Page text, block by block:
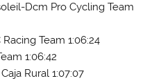
Dcm Pro Cycling Team
Team 1:06:24
1:06:42
Rural 1:07:07